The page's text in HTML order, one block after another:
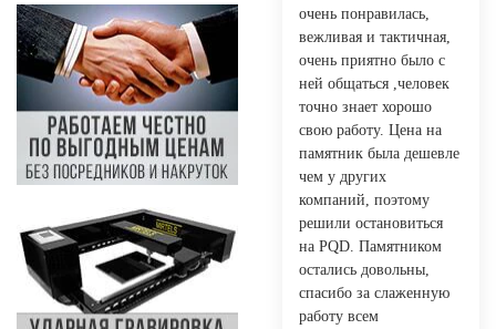
очень понравилась,
вежливая и тактичная,
очень приятно было с
ней общаться ,человек
точно знает хорошо
свою работу. Цена на
памятник была дешевле
чем у других
компаний, поэтому
решили остановиться
на PQD. Памятником
остались довольны,
спасибо за слаженную
работу всем